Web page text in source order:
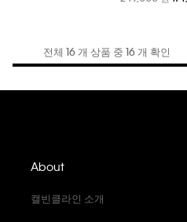
전체 16 개 상품 중 16 개 확인
About
캘빈클라인 소개